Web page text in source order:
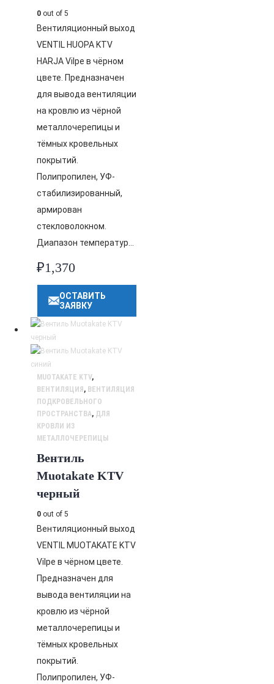
0 out of 5
Вентиляционный выход
VENTIL HUOPA KTV
HARJA Vilpe в чёрном
цвете. Предназначен
для вывода вентиляции
на кровлю из чёрной
металлочерепицы и
тёмных кровельных
покрытий.
Полипропилен, УФ-
стабилизированный,
армирован
стекловолокном.
Диапазон температур…
₽1,370
ОСТАВИТЬ
ЗАЯВКУ
MUOTAKATE KTV,
ВЕНТИЛЯЦИЯ, ВЕНТИЛЯЦИЯ
ПОДКРОВЕЛЬНОГО
ПРОСТРАНСТВА, ДЛЯ
КРОВЛИ ИЗ
МЕТАЛЛОЧЕРЕПИЦЫ
Вентиль
Muotakate KTV
черный
0 out of 5
Вентиляционный выход
VENTIL MUOTAKATE KTV
Vilpe в чёрном цвете.
Предназначен для
вывода вентиляции на
кровлю из чёрной
металлочерепицы и
тёмных кровельных
покрытий.
Полипропилен, УФ-